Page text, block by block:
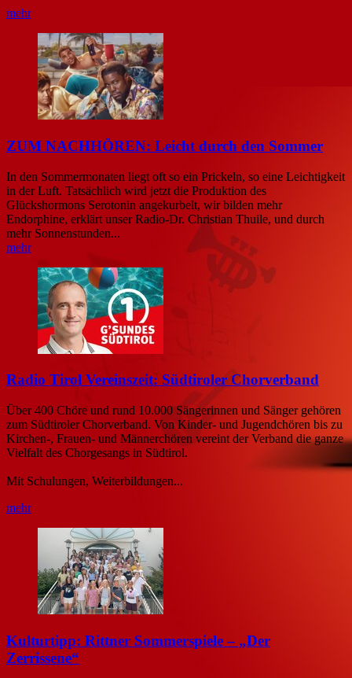
mehr
ZUM NACHHÖREN: Leicht durch den Sommer
In den Sommermonaten liegt oft so ein Prickeln, so eine Leichtigkeit
in der Luft. Tatsächlich wird jetzt die Produktion des
Glückshormons Serotonin angekurbelt, wir bilden mehr
Endorphine, erklärt unser Radio-Dr. Christian Thuile, und durch
mehr Sonnenstunden...
mehr
Radio Tirol Vereinszeit: Südtiroler Chorverband
Über 400 Chöre und rund 10.000 Sängerinnen und Sänger gehören
zum Südtiroler Chorverband. Von Kinder- und Jugendchören bis zu
Kirchen-, Frauen- und Männerchören vereint der Verband die ganze
Vielfalt des Chorgesangs in Südtirol.
Mit Schulungen, Weiterbildungen...
mehr
Kulturtipp: Rittner Sommerspiele – „Der
Zerrissene“